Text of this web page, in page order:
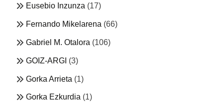
Eusebio Inzunza (17)
Fernando Mikelarena (66)
Gabriel M. Otalora (106)
GOIZ-ARGI (3)
Gorka Arrieta (1)
Gorka Ezkurdia (1)